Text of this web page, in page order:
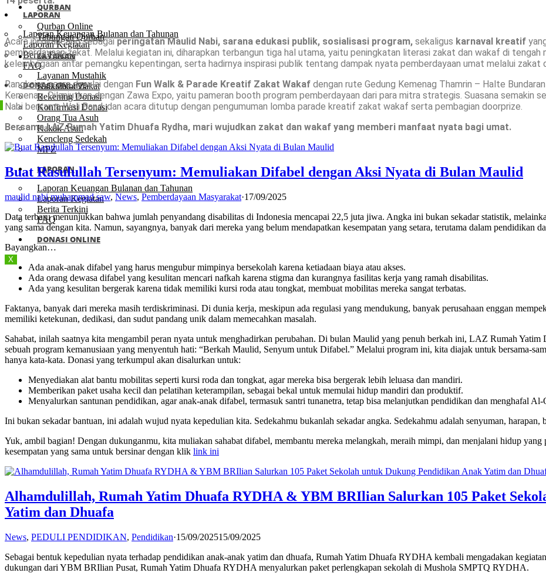
LAPORAN
Laporan Keuangan Bulanan dan Tahunan
Laporan Kegiatan
Berita Terkini
FAQ
DONASI ONLINE
QURBAN
Qurban Online
Tabungan Qurban
LAYANAN
Layanan Mustahik
Kalkulator Zakat
Rekening Donasi
Konfirmasi Donasi
Orang Tua Asuh
Kakak Asuh
Kencleng Sedekah
MPZ
LAPORAN
Laporan Keuangan Bulanan dan Tahunan
Laporan Kegiatan
Berita Terkini
FAQ
DONASI ONLINE
X
Acara ini dirancang sebagaiperingatan Maulid Nabi, sarana edukasi publik, sosialisasi program, sekaligus karnaval kreatif
pemberdayaan zakat. Melalui kegiatan ini, diharapkan terbangun tiga hal utama, yaitu peningkatan literasi zakat dan wakaf di tengah
kelembagaan antar pemangku kepentingan, serta hadirnya inspirasi publik tentang dampak nyata pemberdayaan umat melalui zakat
Rangkaian acara dimulai dengan Fun Walk & Parade Kreatif Zakat Wakaf dengan rute Gedung Kemenag Thamrin – Halte
Kemenag. Dilanjutkan dengan Zawa Expo, yaitu pameran booth program pemberdayaan dari para mitra strategis. Suasana semakin
Nabi bersama Wali Band, dan acara ditutup dengan pengumuman lomba parade kreatif zakat wakaf serta pembagian doorprize.
Bersama LAZ Rumah Yatim Dhuafa Rydha, mari wujudkan zakat dan wakaf yang memberi manfaat nyata bagi umat.
Buat Rasulullah Tersenyum: Memuliakan Difabel dengan Aksi Nyata di Bulan Maulid
maulid nabi muhammad saw, News, Pemberdayaan Masyarakat·17/09/2025
Data terbaru menunjukkan bahwa jumlah penyandang disabilitas di Indonesia mencapai 22,5 juta jiwa. Angka ini bukan sekadar statistik,
yang sama dengan kita. Namun, sayangnya, banyak dari mereka yang belum mendapatkan kesempatan yang setara, terutama dalam pendidikan
Bayangkan…
Ada anak-anak difabel yang harus mengubur mimpinya bersekolah karena ketiadaan biaya atau akses.
Ada orang dewasa difabel yang kesulitan mencari nafkah karena stigma dan kurangnya fasilitas kerja yang ramah disabilitas.
Ada yang kesulitan bergerak karena tidak memiliki kursi roda atau tongkat, membuat mobilitas mereka sangat terbatas.
Faktanya, banyak dari mereka masih terdiskriminasi. Di dunia kerja, meskipun ada regulasi yang mendukung, banyak perusahaan enggan
memiliki ketekunan, dedikasi, dan sudut pandang unik dalam memecahkan masalah.
Sahabat, inilah saatnya kita mengambil peran nyata untuk menghadirkan perubahan. Di bulan Maulid yang penuh berkah ini, LAZ Rumah
sebuah program kemanusiaan yang menyentuh hati: “Berkah Maulid, Senyum untuk Difabel.” Melalui program ini, kita diajak untuk bersama-
hanya kata-kata. Donasi yang terkumpul akan disalurkan untuk:
Menyediakan alat bantu mobilitas seperti kursi roda dan tongkat, agar mereka bisa bergerak lebih leluasa dan mandiri.
Memberikan paket usaha kecil dan pelatihan keterampilan, sebagai bekal untuk memulai hidup mandiri dan produktif.
Menyalurkan santunan pendidikan, agar anak-anak difabel, termasuk santri tunanetra, tetap bisa melanjutkan pendidikan dan menghafal Al-
Ini bukan sekadar bantuan, ini adalah wujud nyata kepedulian kita. Sedekahmu bukanlah sekadar angka. Sedekahmu adalah senyuman, harapan,
Yuk, ambil bagian! Dengan dukunganmu, kita muliakan sahabat difabel, membantu mereka melangkah, meraih mimpi, dan menjalani hidup yang
kesempatan yang sama untuk bersinar dengan klik link ini
Alhamdulillah, Rumah Yatim Dhuafa RYDHA & YBM BRIlian Salurkan 105 Paket
Yatim dan Dhuafa
News, PEDULI PENDIDIKAN, Pendidikan·15/09/202515/09/2025
Sebagai bentuk kepedulian nyata terhadap pendidikan anak-anak yatim dan dhuafa, Rumah Yatim Dhuafa RYDHA kembali mengadakan
dukungan dari YBM BRIlian Pusat, Rumah Yatim Dhuafa RYDHA menyalurkan paket perlengkapan sekolah di Mushola SMPTQ RYDHA.